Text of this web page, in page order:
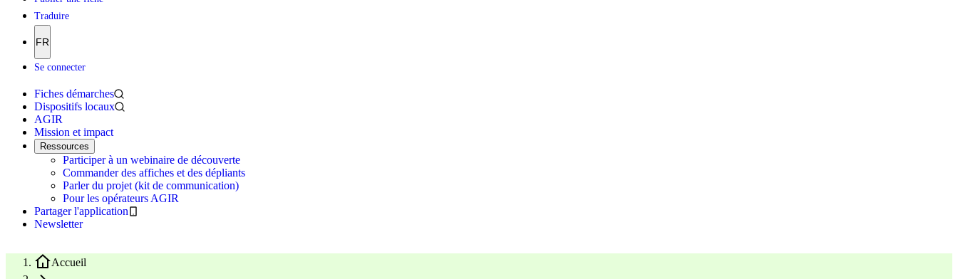
Traduire
FR
Se connecter
Fiches démarches
Dispositifs locaux
AGIR
Mission et impact
Ressources
Participer à un webinaire de découverte
Commander des affiches et des dépliants
Parler du projet (kit de communication)
Pour les opérateurs AGIR
Partager l'application
Newsletter
Accueil